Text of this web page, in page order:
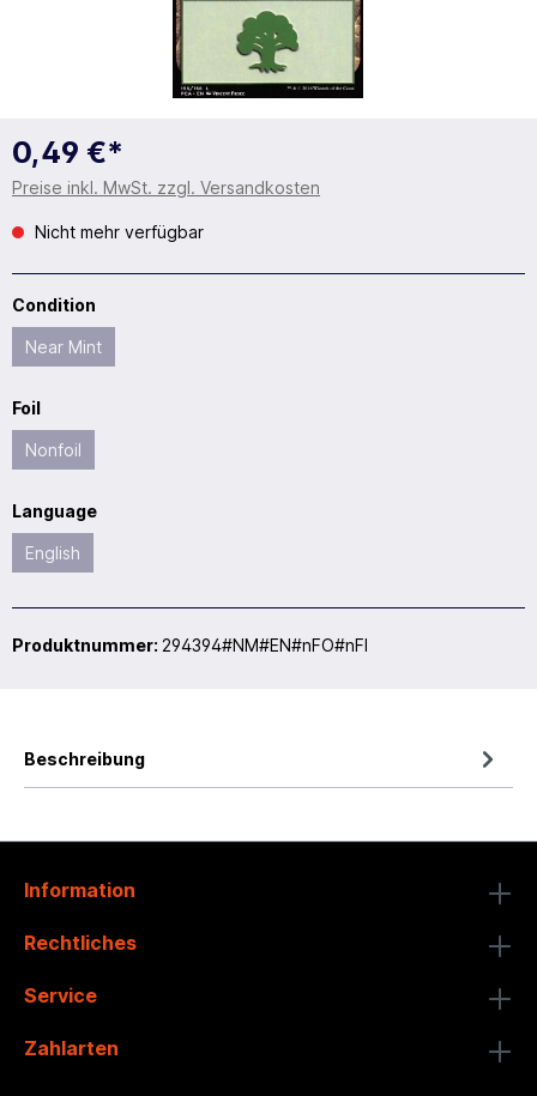
0,49 €*
Preise inkl. MwSt. zzgl. Versandkosten
Nicht mehr verfügbar
Condition
Near Mint
Foil
Nonfoil
Language
English
Produktnummer: 294394#NM#EN#nFO#nFI
Beschreibung
Information
Rechtliches
Service
Zahlarten